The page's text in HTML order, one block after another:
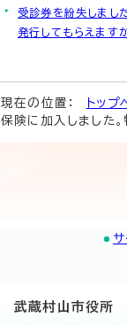
受診券を紛失しまし
発行してもらえます
現在の位置： トップ
保険に加入しました
武蔵村山市役所